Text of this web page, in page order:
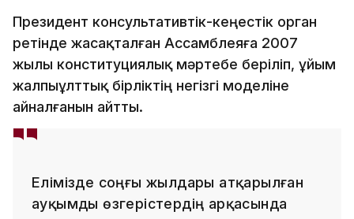
Президент консультативтік-кеңестік орган
ретінде жасақталған Ассамблеяға 2007
жылы конституциялық мәртебе беріліп, ұйым
жалпыұлттық бірліктің негізгі моделіне
айналғанын айтты.
Елімізде соңғы жылдары атқарылған
ауқымды өзгерістердің арқасында